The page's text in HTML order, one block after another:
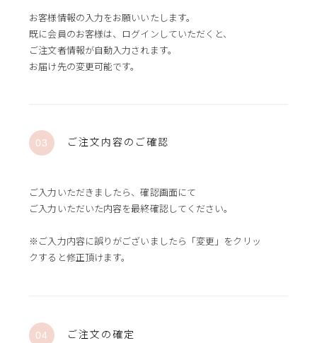
お客様情報の入力をお願いいたします。
既に会員のお客様は、ログインしていただくと、
ご注文者情報が自動入力されます。
お届け先の変更可能です。
ご注文内容のご確認
ご入力いただきましたら、確認画面にて
ご入力いただいた内容を最終確認してください。
※ご入力内容に誤りがございましたら「変更」をクリッ
クすると修正頂けます。
ご注文の確定